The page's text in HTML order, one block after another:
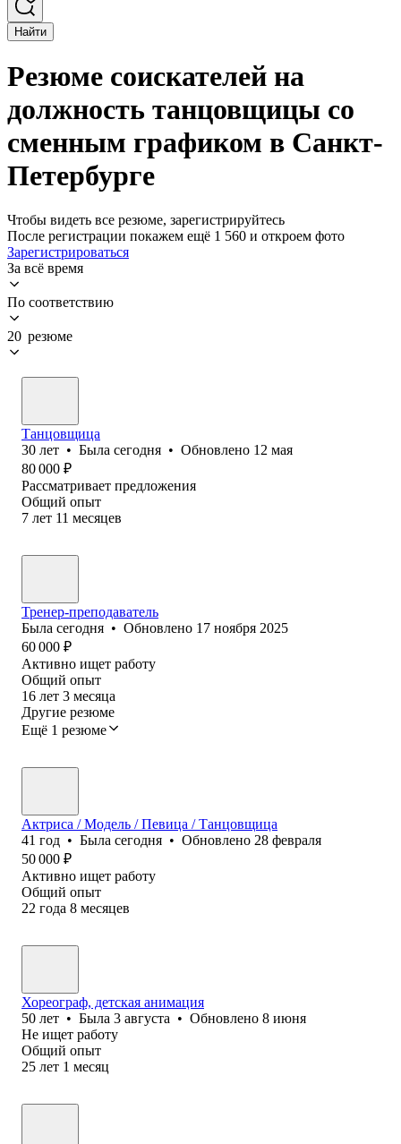
Найти
Резюме соискателей на
должность танцовщицы со
сменным графиком в Санкт-
Петербурге
Чтобы видеть все резюме, зарегистрируйтесь
После регистрации покажем ещё 1 560 и откроем фото
Зарегистрироваться
За всё время
По соответствию
20 резюме
Танцовщица
30 лет • Была сегодня • Обновлено 12 мая
80 000 ₽
Рассматривает предложения
Общий опыт
7 лет 11 месяцев
Тренер-преподаватель
Была сегодня • Обновлено 17 ноября 2025
60 000 ₽
Активно ищет работу
Общий опыт
16 лет 3 месяца
Другие резюме
Ещё 1 резюме
Актриса / Модель / Певица / Танцовщица
41 год • Была сегодня • Обновлено 28 февраля
50 000 ₽
Активно ищет работу
Общий опыт
22 года 8 месяцев
Хореограф, детская анимация
50 лет • Была 3 августа • Обновлено 8 июня
Не ищет работу
Общий опыт
25 лет 1 месяц